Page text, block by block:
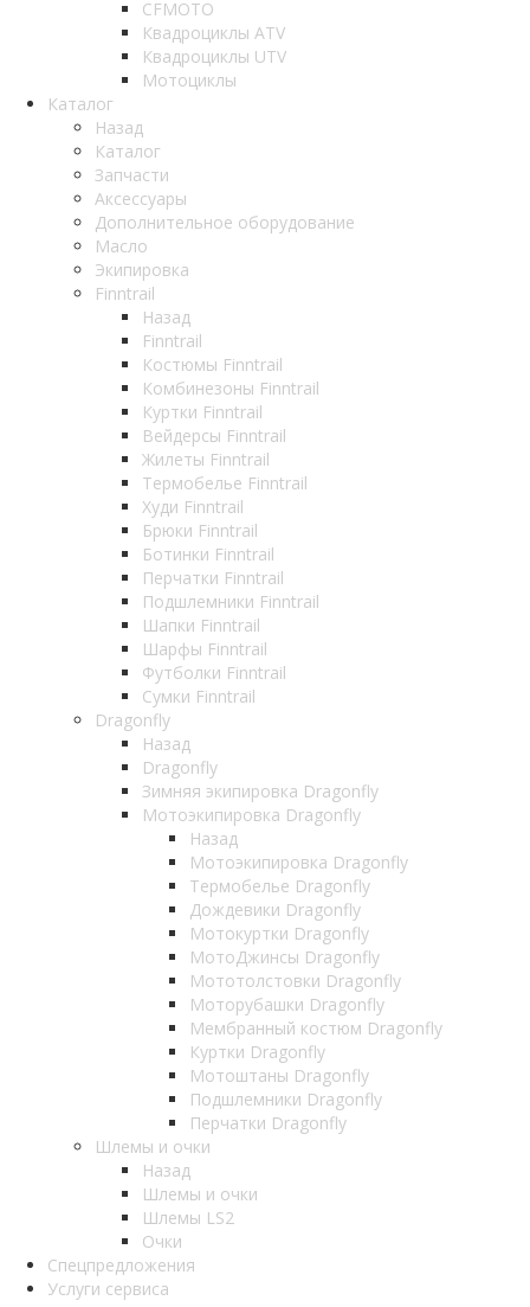
CFMOTO
Квадроциклы ATV
Квадроциклы UTV
Мотоциклы
Каталог
Назад
Каталог
Запчасти
Аксессуары
Дополнительное оборудование
Масло
Экипировка
Finntrail
Назад
Finntrail
Костюмы Finntrail
Комбинезоны Finntrail
Куртки Finntrail
Вейдерсы Finntrail
Жилеты Finntrail
Термобелье Finntrail
Худи Finntrail
Брюки Finntrail
Ботинки Finntrail
Перчатки Finntrail
Подшлемники Finntrail
Шапки Finntrail
Шарфы Finntrail
Футболки Finntrail
Сумки Finntrail
Dragonfly
Назад
Dragonfly
Зимняя экипировка Dragonfly
Мотоэкипировка Dragonfly
Назад
Мотоэкипировка Dragonfly
Термобелье Dragonfly
Дождевики Dragonfly
Мотокуртки Dragonfly
МотоДжинсы Dragonfly
Мототолстовки Dragonfly
Моторубашки Dragonfly
Мембранный костюм Dragonfly
Куртки Dragonfly
Мотоштаны Dragonfly
Подшлемники Dragonfly
Перчатки Dragonfly
Шлемы и очки
Назад
Шлемы и очки
Шлемы LS2
Очки
Спецпредложения
Услуги сервиса